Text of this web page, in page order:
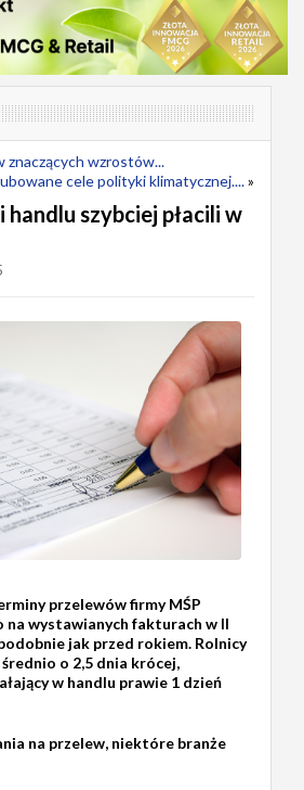
znaczących wzrostów...
cele polityki klimatycznej....»
szybciej płacili w
przelewów firmy MŚP
na wystawianych fakturach w II
jak przed rokiem. Rolnicy
o 2,5 dnia krócej,
w handlu prawie 1 dzień
na przelew, niektóre branże